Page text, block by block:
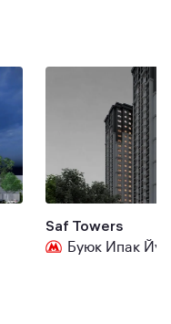
Saf Towers
Буюк Ипак